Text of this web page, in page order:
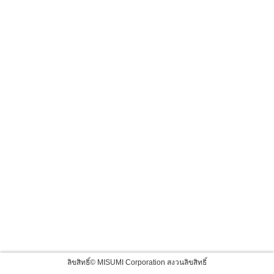
ลิขสิทธิ์© MISUMI Corporation สงวนลิขสิทธิ์